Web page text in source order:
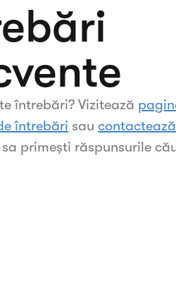
întrebări? Vizitează
întrebări saucontactează
primești răspunsurile